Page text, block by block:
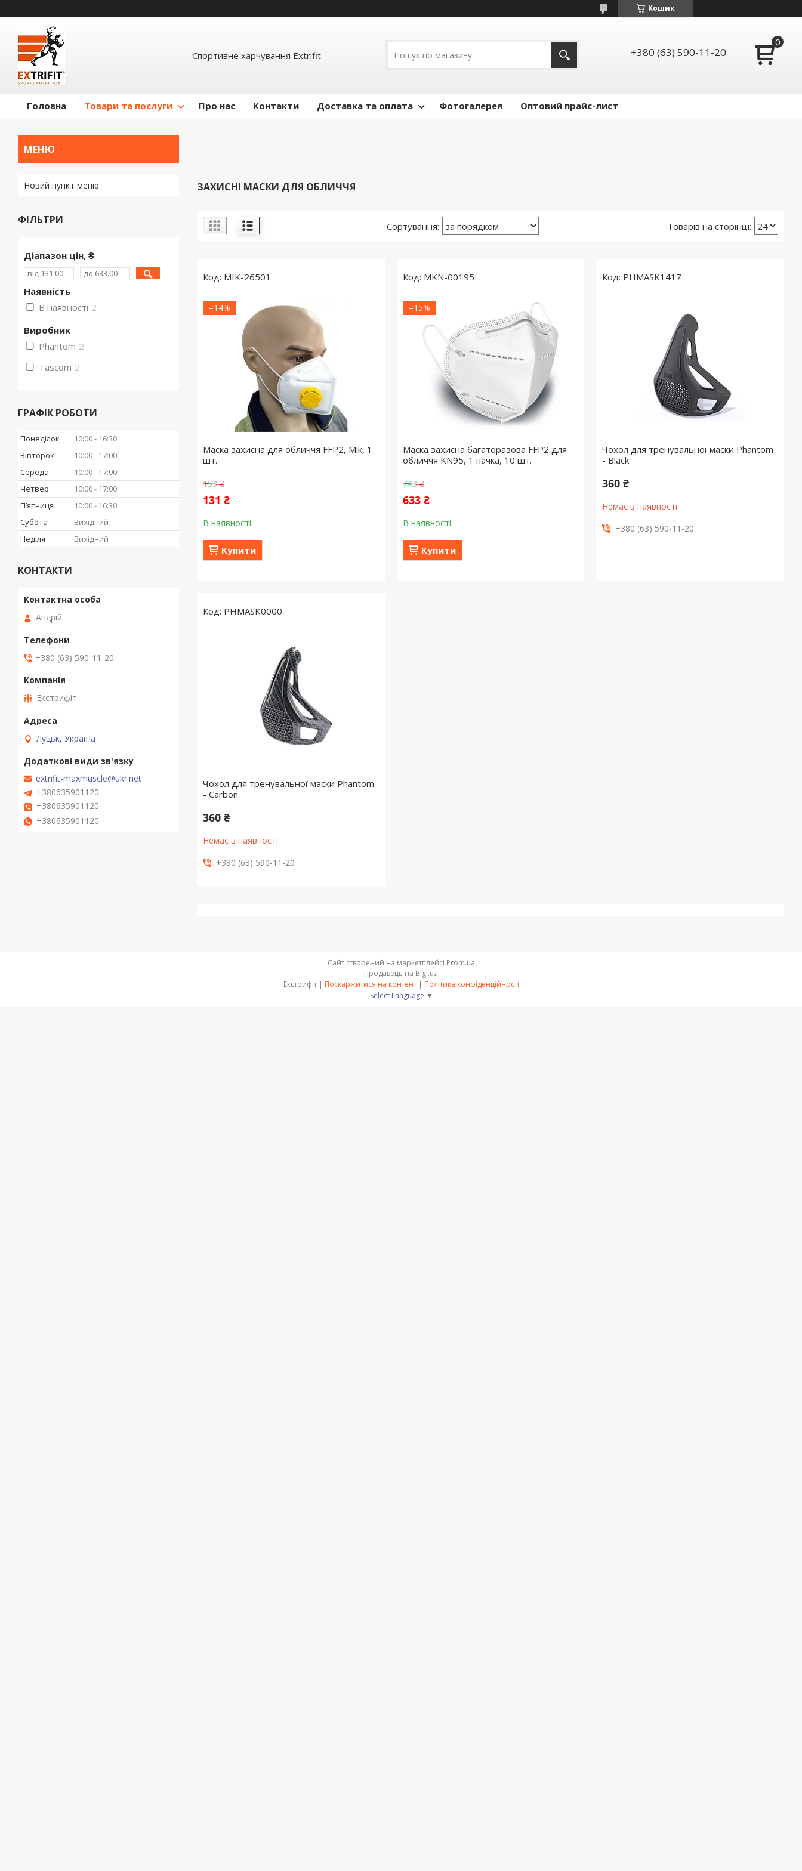
Кошик
Спортивне харчування Extrifit +380 (63) 590-11-20
Головна Товари та послуги Про нас Контакти Доставка та оплата Фотогалерея Оптовий прайс-лист
ЗАХИСНІ МАСКИ ДЛЯ ОБЛИЧЧЯ
MIK-26501
–14%
Маска захисна для обличчя FFP2, Мік, 1
шт.
153 ₴
131 ₴
В наявності
Купити
MKN-00195
–15%
Маска захисна багаторазова FFP2 для
обличчя KN95, 1 пачка, 10 шт.
743 ₴
633 ₴
В наявності
Купити
PHMASK1417
Чохол для тренувальної маски Phantom
- Black
360 ₴
Немає в наявності
+380 (63) 590-11-20
PHMASK0000
Чохол для тренувальної маски Phantom
- Carbon
360 ₴
Немає в наявності
+380 (63) 590-11-20
Новий пункт меню
ФІЛЬТРИ
Діапазон цін, ₴
Наявність
В наявності 2
Виробник
Phantom 2
Tascom 2
ГРАФІК РОБОТИ
Понеділок 10:00
16:30
Вівторок
10:00
17:00
Середа
10:00
17:00
Четвер
10:00
17:00
Пʼятниця
10:00
16:30
Субота
Вихідний
Неділя
Вихідний
КОНТАКТИ
Андрій
+380 (63) 590-11-20
Екстрифіт
Луцьк, Україна
extrifit-maxmuscle@ukr.net
+380635901120
+380635901120
+380635901120
Сайт створений на маркетплейсі Prom.ua
Продавець на Bigl.ua
Поскаржитися на контент
Політика конфіденційності
Select Language ▼